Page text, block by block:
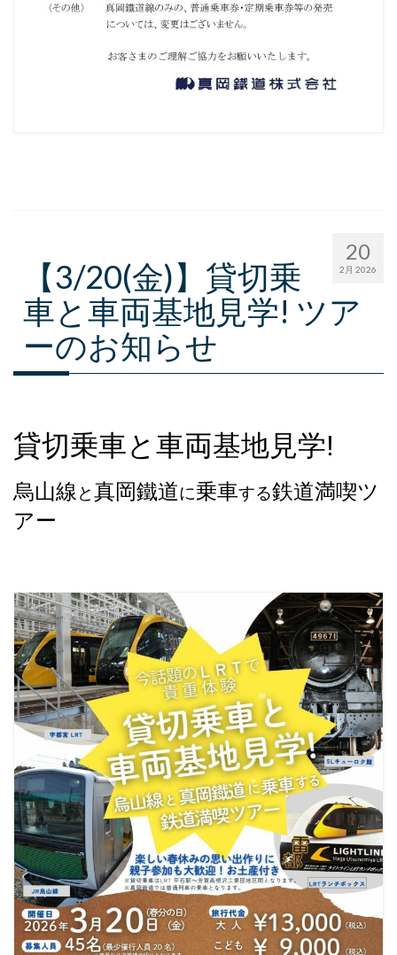
20
2月 2026
【3/20(金)】貸切乗
車と車両基地見学! ツア
ーのお知らせ
貸切乗車と車両基地見学!
烏山線 と真岡鐵道に乗車する鉄道満喫ツ
アー